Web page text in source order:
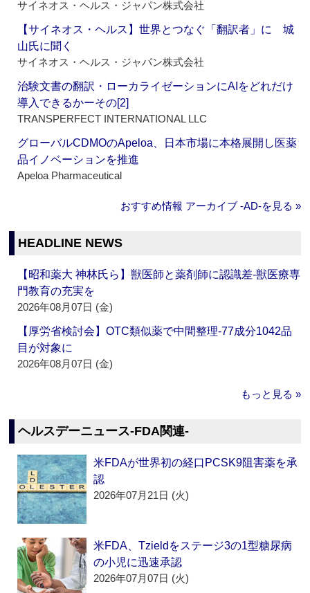
サイネオス・ヘルス・ジャパン株式会社
【サイネオス・ヘルス】世界とつなぐ「翻訳者」に 城
山氏に聞く
サイネオス・ヘルス・ジャパン株式会社
治験文書の翻訳・ローカライゼーションにAIをどれだけ
導入できるかーその[2]
TRANSPERFECT INTERNATIONAL LLC
グローバルCDMOのApeloa、日本市場に本格展開し医薬
品イノベーションを推進
Apeloa Pharmaceutical
おすすめ情報 アーカイブ ‐AD‐を見る »
HEADLINE NEWS
【昭和薬大 神林氏ら】獣医師と薬剤師に認識差‐獣医療専
門教育の充実を
2026年08月07日 (金)
【厚労省検討会】OTC類似薬で中間整理‐77成分1042品
目が対象に
2026年08月07日 (金)
もっと見る »
ヘルスデーニュース‐FDA関連‐
米FDAが世界初の経口PCSK9阻害薬を承
認
2026年07月21日 (火)
米FDA、Tzieldをステージ3の1型糖尿病
の小児に迅速承認
2026年07月07日 (火)